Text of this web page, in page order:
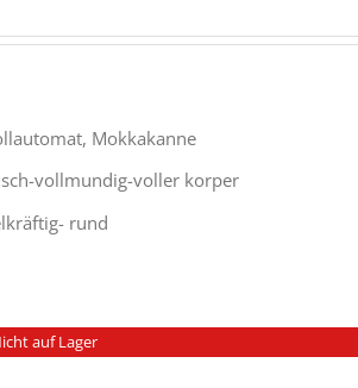
Mokkakanne
vollmundig-voller korper
rund
auf Lager